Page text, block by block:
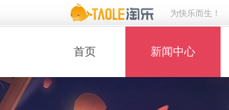
为快乐而生！
首页 新闻中心